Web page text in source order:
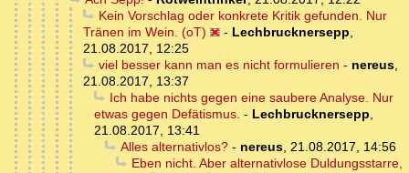
Kein Vorschlag oder konkrete Kritik gefunden. Nur
Tränen im Wein. (oT)
- Lechbrucknersepp,
21.08.2017, 12:25
viel besser kann man es nicht formulieren - nereus,
21.08.2017, 13:37
Ich habe nichts gegen eine saubere Analyse. Nur
etwas gegen Defätismus. - Lechbrucknersepp,
21.08.2017, 13:41
Alles alternativlos?- nereus, 21.08.2017, 14:56
Eben nicht. Aber alternativlose Duldungsstarre,